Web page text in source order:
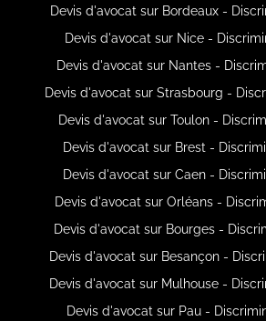
Devis d'avocat sur Bordeaux -
Devis d'avocat sur Nice -
Devis d'avocat sur Nantes -
Devis d'avocat sur Strasbourg -
Devis d'avocat sur Toulon -
Devis d'avocat sur Brest -
Devis d'avocat sur Caen -
Devis d'avocat sur Orléans -
Devis d'avocat sur Bourges -
Devis d'avocat sur Besançon -
Devis d'avocat sur Mulhouse -
Devis d'avocat sur Pau -